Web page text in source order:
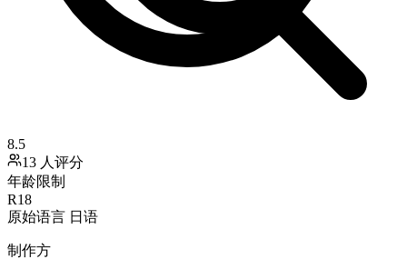
8.5
13 人评分
年龄限制
R18
原始语言 日语
制作方